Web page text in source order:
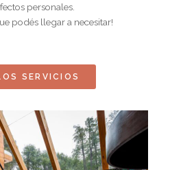
personales.
podés llegar a necesitar!
SERVICIOS